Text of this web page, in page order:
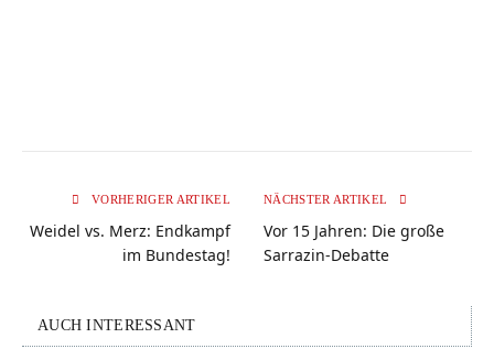
VORHERIGER ARTIKEL
Weidel vs. Merz: Endkampf
im Bundestag!
NÄCHSTER ARTIKEL
Vor 15 Jahren: Die große
Sarrazin-Debatte
AUCH INTERESSANT